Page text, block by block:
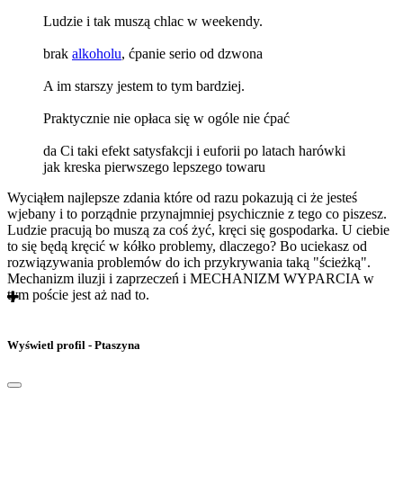
Ludzie i tak muszą chlac w weekendy.
brak alkoholu, ćpanie serio od dzwona
A im starszy jestem to tym bardziej.
Praktycznie nie opłaca się w ogóle nie ćpać
da Ci taki efekt satysfakcji i euforii po latach harówki
jak kreska pierwszego lepszego towaru
Wyciąłem najlepsze zdania które od razu pokazują ci że jesteś
wjebany i to porządnie przynajmniej psychicznie z tego co piszesz.
Ludzie pracują bo muszą za coś żyć, kręci się gospodarka. U ciebie
to się będą kręcić w kółko problemy, dlaczego? Bo uciekasz od
rozwiązywania problemów do ich przykrywania taką "ścieżką".
Mechanizm iluzji i zaprzeczeń i MECHANIZM WYPARCIA w
tym poście jest aż nad to.
Wyświetl profil - Ptaszyna